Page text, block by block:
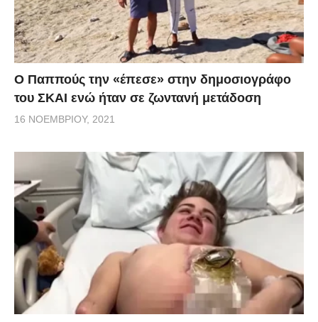
Ο Παππούς την «έπεσε» στην δημοσιογράφο
του ΣΚΑΙ ενώ ήταν σε ζωντανή μετάδοση
16 ΝΟΕΜΒΡΊΟΥ, 2021